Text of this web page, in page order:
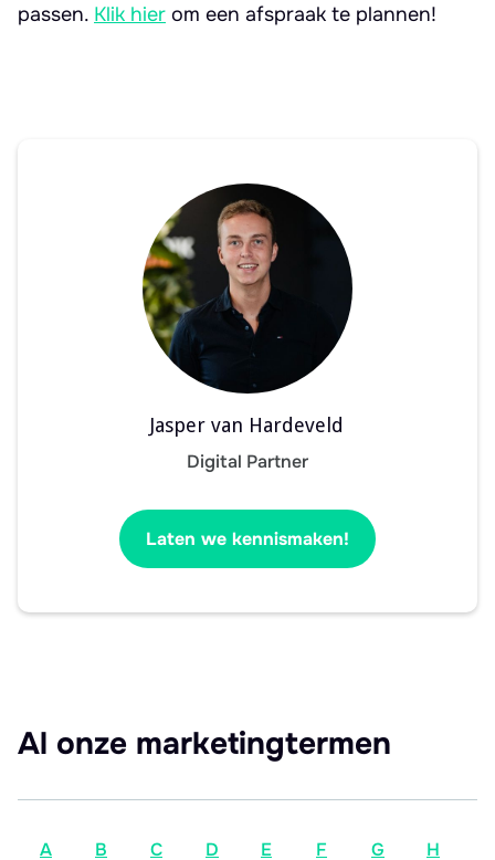
passen. Klik hier om een afspraak te plannen!
Jasper van Hardeveld
Digital Partner
Laten we kennismaken!
Al onze marketingtermen
A B C D E F G H